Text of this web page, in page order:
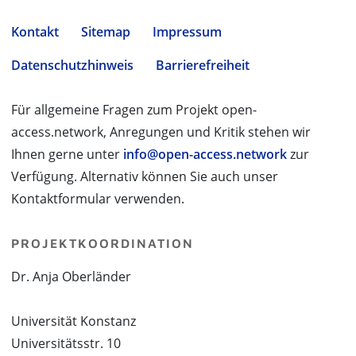
Kontakt Sitemap
Impressum
Datenschutzhinweis
Barrierefreiheit
Für allgemeine Fragen zum Projekt open-
access.network, Anregungen und Kritik stehen wir
Ihnen gerne unter info@open-access.networkzur
Verfügung. Alternativ können Sie auch unser
Kontaktformular verwenden.
PROJEKTKOORDINATION
Dr. Anja Oberländer
Universität Konstanz
Universitätsstr. 10